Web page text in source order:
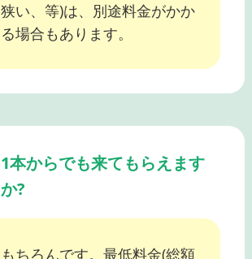
狭い、等)は、別途料金がかか
る場合もあります。
1本からでも来てもらえます
か?
もちろんです。最低料金(総額